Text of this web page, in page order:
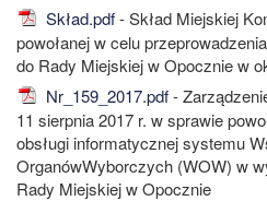
Skład.pdf- Skład Miejskiej
powołanej w celu
do Rady Miejskiej w Opocznie w
Nr_159_2017.pdf-
11 sierpnia 2017 r. w sprawie
obsługi informatycznej systemu
OrganówWyborczych (WOW) w
Rady Miejskiej w Opocznie